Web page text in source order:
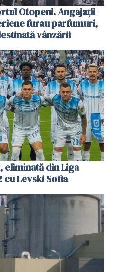
Otopeni. Angajații
furau parfumuri,
vânzării
eliminată din Liga
cu Levski Sofia